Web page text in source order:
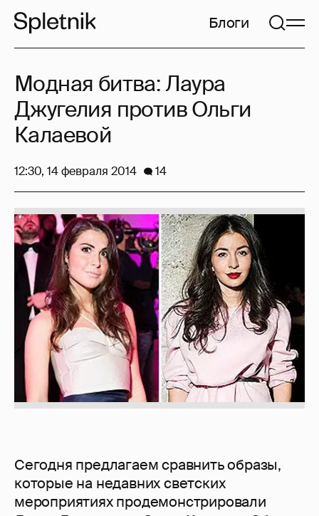
Блоги
Сегодня предлагаем сравнить образы,
которые на недавних светских
мероприятиях продемонстрировали
Модная битва: Лаура
Джугелия против Ольги
Калаевой
12:30, 14 февраля 2014 14